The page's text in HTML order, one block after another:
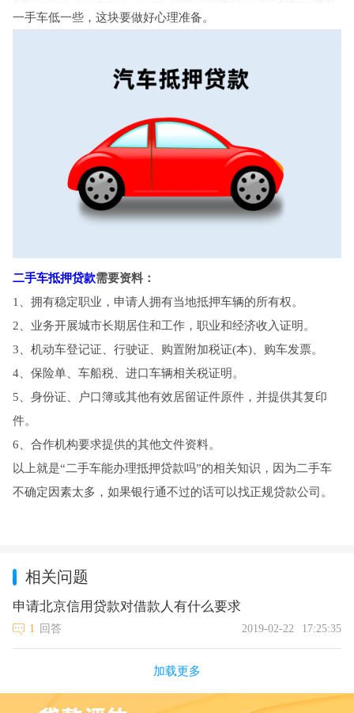
一手车低一些，这块要做好心理准备。
二手车抵押贷款需要资料：
1、拥有稳定职业，申请人拥有当地抵押车辆的所有权。
2、业务开展城市长期居住和工作，职业和经济收入证明。
3、机动车登记证、行驶证、购置附加税证(本)、购车发票。
4、保险单、车船税、进口车辆相关税证明。
5、身份证、户口簿或其他有效居留证件原件，并提供其复印
件。
6、合作机构要求提供的其他文件资料。
以上就是“二手车能办理抵押贷款吗”的相关知识，因为二手车
不确定因素太多，如果银行通不过的话可以找正规贷款公司。
相关问题
申请北京信用贷款对借款人有什么要求
1 回答 2019-02-22 17:25:35
加载更多